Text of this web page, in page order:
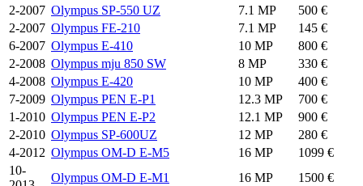
2-2007 Olympus SP-550 UZ 7.1 MP
500 €
2-2007 Olympus FE-210 7.1 MP
145 €
6-2007 Olympus E-410 10 MP
800 €
2-2008 Olympus mju 850 SW 8 MP
330 €
4-2008 Olympus E-420 10 MP
400 €
7-2009 Olympus PEN E-P1 12.3 MP
700 €
1-2010 Olympus PEN E-P2 12.1 MP
900 €
2-2010 Olympus SP-600UZ 12 MP
280 €
4-2012 Olympus OM-D E-M5 16 MP
1099 €
10-
Olympus OM-D E-M1 16 MP 1500 €